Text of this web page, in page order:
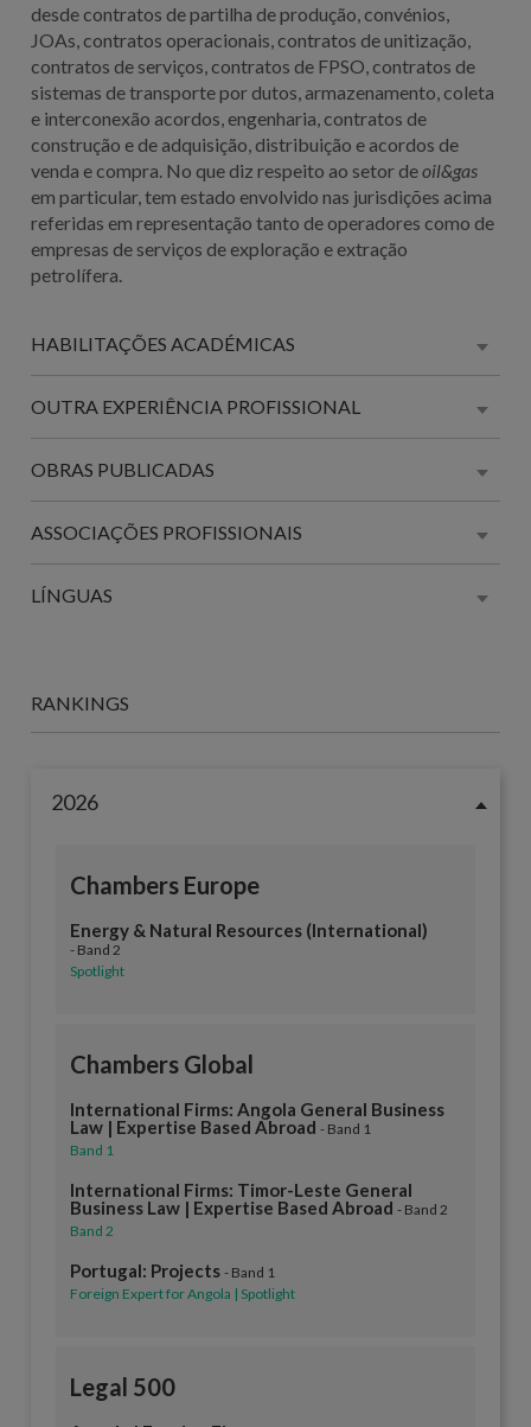
desde contratos de partilha de produção, convénios,
JOAs, contratos operacionais, contratos de unitização,
contratos de serviços, contratos de FPSO, contratos de
sistemas de transporte por dutos, armazenamento, coleta
e interconexão acordos, engenharia, contratos de
construção e de adquisição, distribuição e acordos de
venda e compra. No que diz respeito ao setor deoil&gas
em particular, tem estado envolvido nas jurisdições acima
referidas em representação tanto de operadores como de
empresas de serviços de exploração e extração
petrolífera.
HABILITAÇÕES ACADÉMICAS
OUTRA EXPERIÊNCIA PROFISSIONAL
OBRAS PUBLICADAS
ASSOCIAÇÕES PROFISSIONAIS
LÍNGUAS
RANKINGS
2026
Chambers Europe
Energy & Natural Resources (International)
- Band 2
Spotlight
Chambers Global
International Firms: Angola General Business
Law | Expertise Based Abroad - Band 1
Band 1
International Firms: Timor-Leste General
Business Law | Expertise Based Abroad - Band 2
Band 2
Portugal: Projects - Band 1
Foreign Expert for Angola | Spotlight
Legal 500